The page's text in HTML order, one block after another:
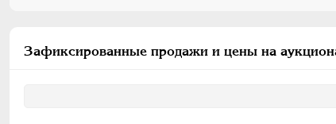
Зафиксированные продажи и цены на